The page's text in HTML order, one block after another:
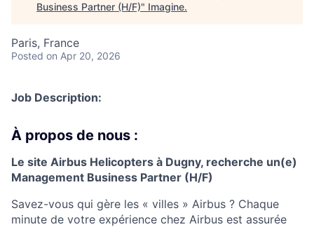
Business Partner (H/F)" Imagine.
Paris, France
Posted on Apr 20, 2026
Job Description:
À propos de nous :
Le site Airbus Helicopters à Dugny, recherche un(e)
Management Business Partner (H/F)
Savez-vous qui gère les « villes » Airbus ? Chaque
minute de votre expérience chez Airbus est assurée